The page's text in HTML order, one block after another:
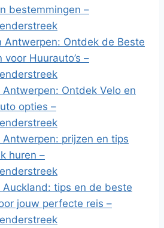
bestemmingen –
Antwerpen: Ontdek de Beste
Huurauto’s –
Ontdek Velo en
opties –
prijzen en tips
huren –
tips en de beste
jouw perfecte reis –